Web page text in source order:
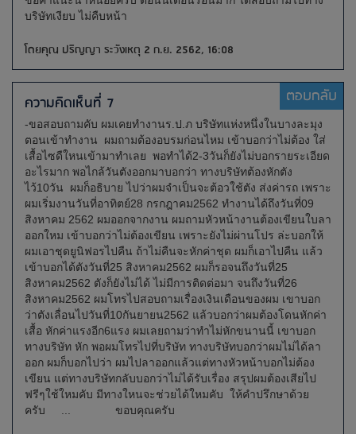
บริษัทเงียบ ไม่คืบหน้า
โดยคุณ ปริญญา ระวังเหตุ 2 ก.ย. 2562, 16:08
ความคิดเห็นที่ 7 ตอบกลับ
-ขอสอบถามคับ ผมเคยทำงานร.ป.ภ บริษัทแห่งหนึ่งในบางละมุง
ตอนเข้าทำงาน ผมถามต้องอบรมก่อนไหม เข้าบอกว่าไม่ต้อง ใส่
เสื้อไซดืใหนเข้ามาทำเลย พอทำได้2-3วันก็ยังไม่บอกรายระเอียด
อะไรมาก พอไกล้วันตังออกมาบอกว่า ทางบริษัทต้องหักตัง
ไว้10วัน ผมก็อธิบาย ไปว่าผมจำเป็นจะต้อวใช้ตัง ส่งค่ารถ เพราะ
ผมเริ่มงานวันที่อาทิตย์28 กรกฎาคม2562 ทำงานได้ถึงวันที่09
สิงหาคม 2562 ผมออกจากงาน ผมถามหัวหน้างานต้องเขียนใบลา
ออกใหม เข้าบอกว่าไม่ต้องเขียน เพราะยังไม่ผ่านโปร ล่ะบอกให้
ผมเอาชุดยูนิฟอรไปคืน ถ้าไม่คืนจะหักค่าชุด ผมก็เอาไปคืน แล้ว
เข้าบอกได้ตังวันที่25 สิงหาคม2562 ผมก็รอจนถึงวันที่25
สิงหาคม2562 ตังก็ยังไม่ได้ ไม่มีการติดต่อมา จนถึงวันที่26
สิงหาคม2562 ผมโทรไปสอบถามเรื่องเงินเดือนของผม เขาบอก
ว่าตังเลื่อนไปวันที่10กันยายน2562 แล้วบอกว่าผมต้องโดนหักค่า
เสื้อ หักค่าแรงอีก6แรง ผมเลยถามว่าทำไม่หักขนานนี้ เขาบอก
ทางบริษัท หัก พอผมโทรไปที่บริษัท ทางบริษัทบอกว่าผมไม่ได้ลา
ออก ผมก็บอกไปว่า ผมไปลาออกแล้วแต่ทางหัวหน้าบอกไม่ต้อง
เขียน แต่ทางบริษัทกลับบอกว่าไม่ได้รับเรื่อง สรุปผมต้องเสียไป
ฟรีๆใช้ใหมคับ มีทางใหนจะช่วยได้ใหมคับ ให้คำปรึกษาด้วย
ครับ ... ขอบคุณครับ